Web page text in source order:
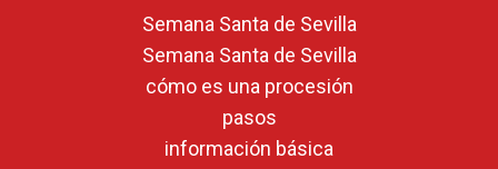
Semana Santa de Sevilla
Semana Santa de Sevilla
cómo es una procesión
pasos
información básica